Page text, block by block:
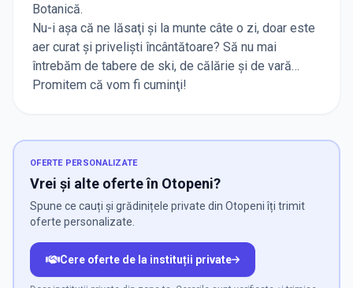
Botanică.
Nu-i aşa că ne lăsaţi şi la munte câte o zi, doar este
aer curat şi privelişti încântătoare? Să nu mai
întrebăm de tabere de ski, de călărie și de vară…
Promitem că vom fi cuminţi!
OFERTE PERSONALIZATE
Vrei și alte oferte în Otopeni?
Spune ce cauți și grădinițele private din Otopeni îți trimit
oferte personalizate.
Cere oferte de la instituții private